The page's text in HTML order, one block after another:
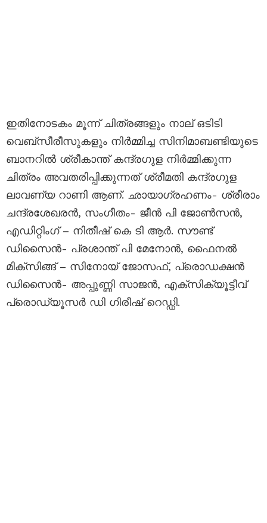
ഇതിനോടകം മൂന്ന് ചിത്രങ്ങളും നാല് ഒടിടി
വെബ്സീരീസുകളും നിർമ്മിച്ച സിനിമാബണ്ടിയുടെ
ബാനറിൽ ശ്രീകാന്ത് കന്ദ്രഗുള നിർമ്മിക്കുന്ന
ചിത്രം അവതരിപ്പിക്കുന്നത് ശ്രീമതി കന്ദ്രഗുള
ലാവണ്യ റാണി ആണ്. ഛായാഗ്രഹണം- ശ്രീരാം
ചന്ദ്രശേഖരൻ, സംഗീതം- ജീൻ പി ജോൺസൻ,
എഡിറ്റിംഗ് – നിതീഷ് കെ ടി ആർ. സൗണ്ട്
ഡിസൈൻ- പ്രശാന്ത് പി മേനോൻ, ഫൈനൽ
മിക്സിങ്ങ് – സിനോയ് ജോസഫ്, പ്രൊഡക്ഷൻ
ഡിസൈൻ- അപ്പുണ്ണി സാജൻ, എക്സിക്യൂട്ടീവ്
പ്രൊഡ്യൂസർ ഡി ഗിരീഷ് റെഡ്ഡി.